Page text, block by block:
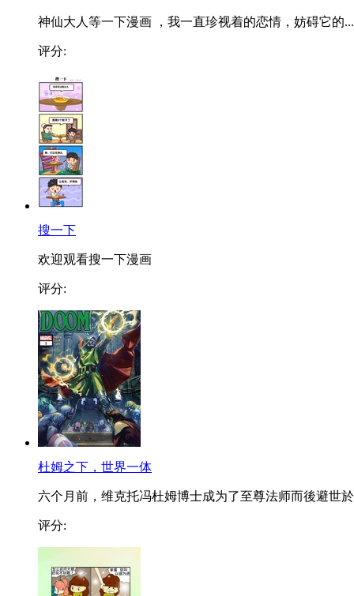
神仙大人等一下漫画 ，我一直珍视着的恋情，妨碍它的...
评分:
搜一下
欢迎观看搜一下漫画
评分:
杜姆之下，世界一体
六个月前，维克托冯杜姆博士成为了至尊法师而後避世
评分: